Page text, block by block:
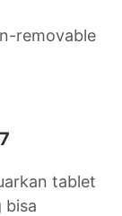
removable
tablet
bisa